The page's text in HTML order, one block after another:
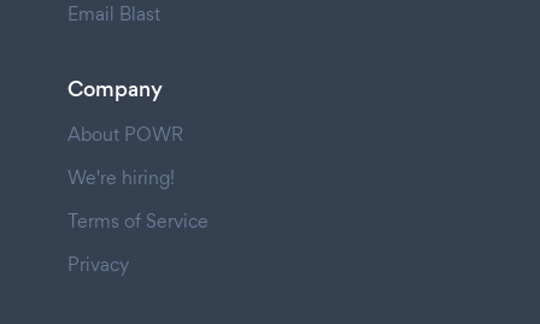
Email Blast
Company
About POWR
We're hiring!
Terms of Service
Privacy